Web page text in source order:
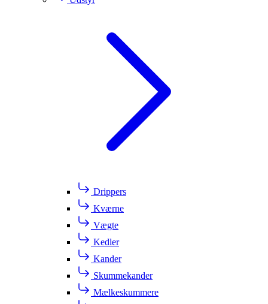
Drippers
Kværne
Vægte
Kedler
Kander
Skummekander
Mælkeskummere